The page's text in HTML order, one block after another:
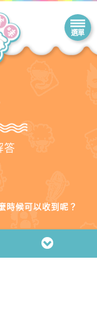
答
時候可以收到呢？